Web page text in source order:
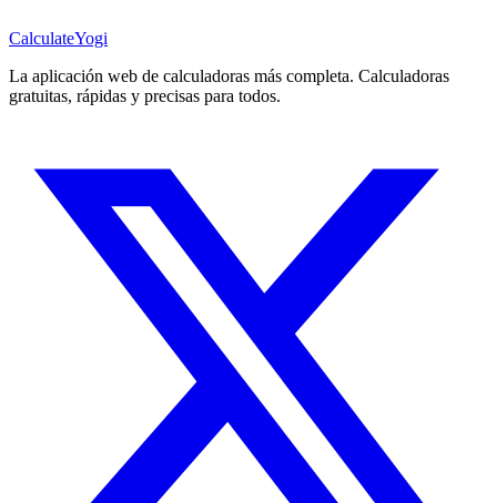
CalculateYogi
La aplicación web de calculadoras más completa. Calculadoras
gratuitas, rápidas y precisas para todos.